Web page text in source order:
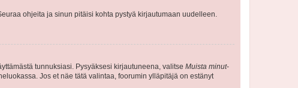
ohjeita ja sinun pitäisi kohta pystyä kirjautumaan uudelleen.
tunnuksiasi. Pysyäksesi kirjautuneena, valitse Muista minut-
Jos et näe tätä valintaa, foorumin ylläpitäjä on estänyt